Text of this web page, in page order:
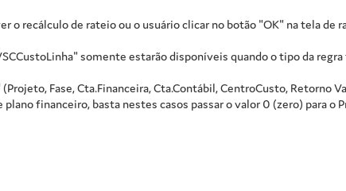
o recálculo de rateio ou o usuário clicar no botão "OK" na tela de
somente estarão disponíveis quando o tipo da regra
Fase, Cta.Financeira, Cta.Contábil, CentroCusto, Retorno
financeiro, basta nestes casos passar o valor 0 (zero) para o